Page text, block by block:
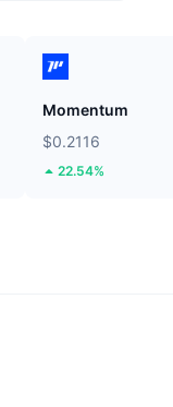
Momentum
$0.2116
22.54%